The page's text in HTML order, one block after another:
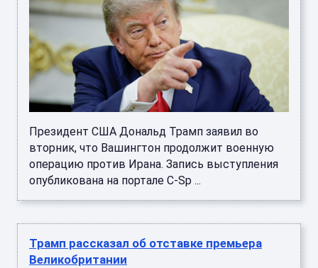
Президент США Дональд Трамп заявил во
вторник, что Вашингтон продолжит военную
операцию против Ирана. Запись выступления
опубликована на портале C-Sp ...
Трамп рассказал об отставке премьера
Великобритании